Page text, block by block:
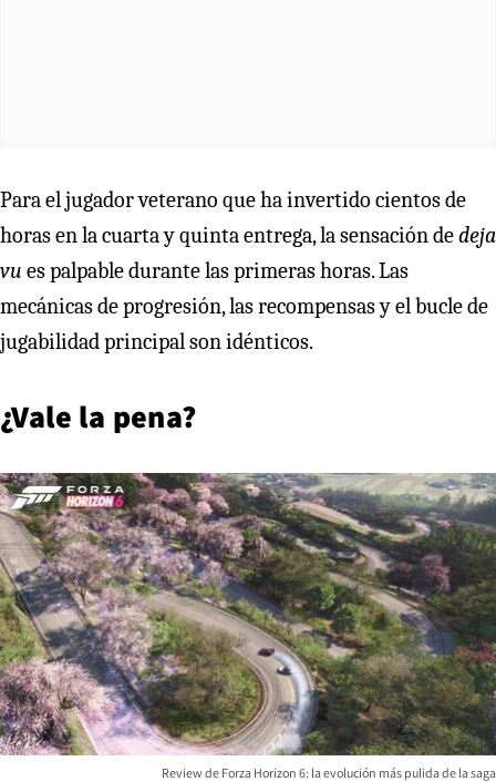
Para el jugador veterano que ha invertido cientos de
horas en la cuarta y quinta entrega, la sensación dedeja
vu es palpable durante las primeras horas. Las
mecánicas de progresión, las recompensas y el bucle de
jugabilidad principal son idénticos.
¿Vale la pena?
Review de Forza Horizon 6: la evolución más pulida de la saga